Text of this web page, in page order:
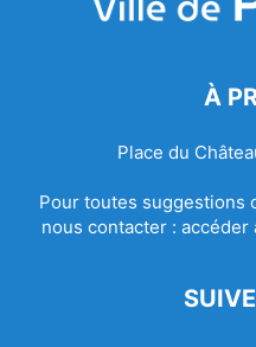
À
Place du
Pour toutes suggestions
nous contacter : accéder